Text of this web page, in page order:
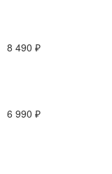
8 490 ₽
6 990 ₽